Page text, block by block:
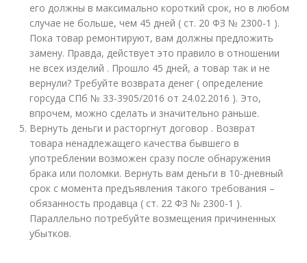
его должны в максимально короткий срок, но в любом
случае не больше, чем 45 дней ( ст. 20 ФЗ № 2300-1 ).
Пока товар ремонтируют, вам должны предложить
замену. Правда, действует это правило в отношении
не всех изделий . Прошло 45 дней, а товар так и не
вернули? Требуйте возврата денег ( определение
горсуда СПб № 33-3905/2016 от 24.02.2016 ). Это,
впрочем, можно сделать и значительно раньше.
Вернуть деньги и расторгнут договор . Возврат
товара ненадлежащего качества бывшего в
употреблении возможен сразу после обнаружения
брака или поломки. Вернуть вам деньги в 10-дневный
срок с момента предъявления такого требования –
обязанность продавца ( ст. 22 ФЗ № 2300-1 ).
Параллельно потребуйте возмещения причиненных
убытков.